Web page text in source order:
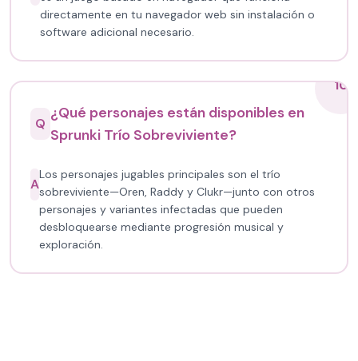
directamente en tu navegador web sin instalación o
software adicional necesario.
10
Q
¿Qué personajes están disponibles en
Sprunki Trío Sobreviviente?
A
Los personajes jugables principales son el trío
sobreviviente—Oren, Raddy y Clukr—junto con otros
personajes y variantes infectadas que pueden
desbloquearse mediante progresión musical y
exploración.